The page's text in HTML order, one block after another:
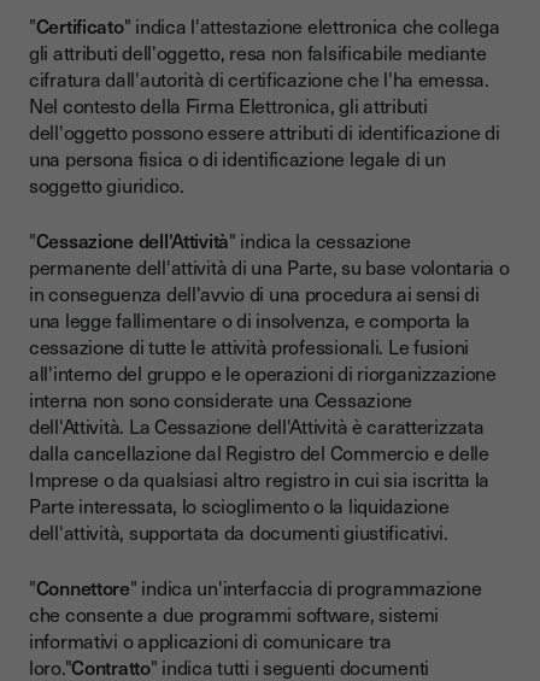
"Certificato" indica l'attestazione elettronica che collega
gli attributi dell'oggetto, resa non falsificabile mediante
cifratura dall'autorità di certificazione che l'ha emessa.
Nel contesto della Firma Elettronica, gli attributi
dell'oggetto possono essere attributi di identificazione di
una persona fisica o di identificazione legale di un
soggetto giuridico.
"Cessazione dell'Attività" indica la cessazione
permanente dell'attività di una Parte, su base volontaria o
in conseguenza dell'avvio di una procedura ai sensi di
una legge fallimentare o di insolvenza, e comporta la
cessazione di tutte le attività professionali. Le fusioni
all'interno del gruppo e le operazioni di riorganizzazione
interna non sono considerate una Cessazione
dell'Attività. La Cessazione dell'Attività è caratterizzata
dalla cancellazione dal Registro del Commercio e delle
Imprese o da qualsiasi altro registro in cui sia iscritta la
Parte interessata, lo scioglimento o la liquidazione
dell'attività, supportata da documenti giustificativi.
"Connettore" indica un'interfaccia di programmazione
che consente a due programmi software, sistemi
informativi o applicazioni di comunicare tra
loro."Contratto" indica tutti i seguenti documenti